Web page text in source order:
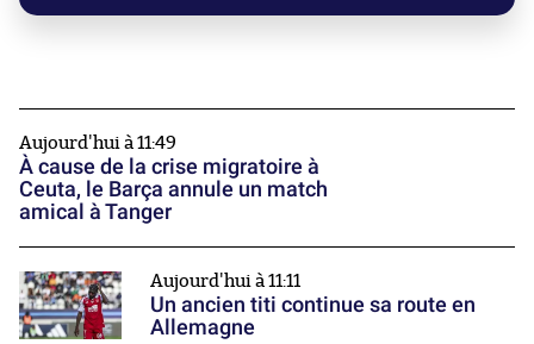
Aujourd'hui à 11:49
À cause de la crise migratoire à
Ceuta, le Barça annule un match
amical à Tanger
Aujourd'hui à 11:11
Un ancien titi continue sa route en
Allemagne